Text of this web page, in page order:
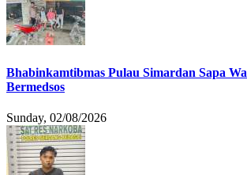
Bhabinkamtibmas Pulau Simardan Sapa
Bermedsos
Sunday, 02/08/2026